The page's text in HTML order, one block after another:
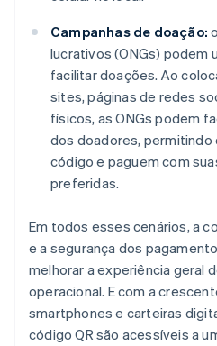
Campanhas de doação:
lucrativos (ONGs) podem
facilitar doações. Ao
sites, páginas de redes
físicos, as ONGs podem
dos doadores, permitindo
código e paguem com
preferidas.
Em todos esses cenários, a
e a segurança dos
melhorar a experiência geral
operacional. E com a
smartphones e carteiras
código QR são acessíveis a